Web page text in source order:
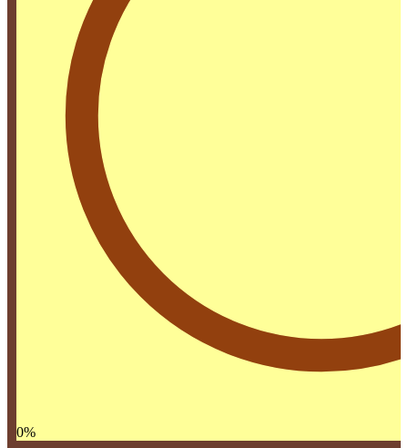
0%